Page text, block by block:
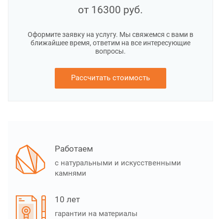
от 16300 руб.
Оформите заявку на услугу. Мы свяжемся с вами в
ближайшее время, ответим на все интересующие
вопросы.
Рассчитать стоимость
Работаем
с натуральными и искусственными
камнями
10 лет
гарантии на материалы